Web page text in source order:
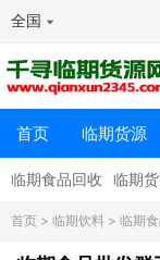
全国
首页 临期货源
临期食品回收 临期
首页 > 临期饮料 > 临期